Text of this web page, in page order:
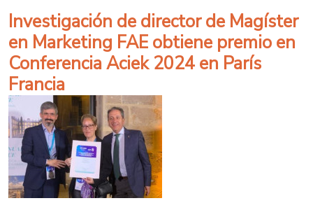
Investigación de director de Magíster
en Marketing FAE obtiene premio en
Conferencia Aciek 2024 en París
Francia